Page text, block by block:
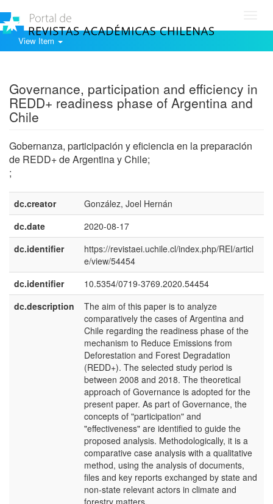
View Item
Governance, participation and efficiency in
REDD+ readiness phase of Argentina and
Chile
Gobernanza, participación y eficiencia en la preparación
de REDD+ de Argentina y Chile;
;
dc.creator
González, Joel Hernán
dc.date
2020-08-17
dc.identifier
https://revistaei.uchile.cl/index.php/REI/articl
e/view/54454
dc.identifier
10.5354/0719-3769.2020.54454
dc.description
The aim of this paper is to analyze
comparatively the cases of Argentina and
Chile regarding the readiness phase of the
mechanism to Reduce Emissions from
Deforestation and Forest Degradation
(REDD+). The selected study period is
between 2008 and 2018. The theoretical
approach of Governance is adopted for the
present paper. As part of Governance, the
concepts of "participation" and
"effectiveness" are identified to guide the
proposed analysis. Methodologically, it is a
comparative case analysis with a qualitative
method, using the analysis of documents,
files and key reports exchanged by state and
non-state relevant actors in climate and
forestry matters.